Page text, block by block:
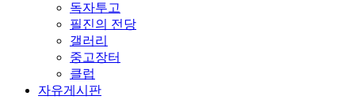
독자투고
필진의 전당
갤러리
중고장터
클럽
자유게시판